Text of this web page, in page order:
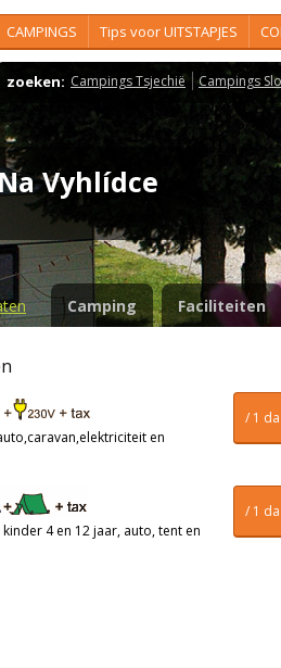
CAMPINGS Tips voor UITSTAPJES
zoeken: Campings Tsjechië Campings
Vyhlídce
Camping Faciliteiten
/ 1
en
/ 1
4 en 12 jaar, auto, tent en